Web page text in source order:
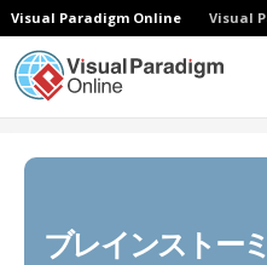
Visual Paradigm Online Visual
ブレインストー